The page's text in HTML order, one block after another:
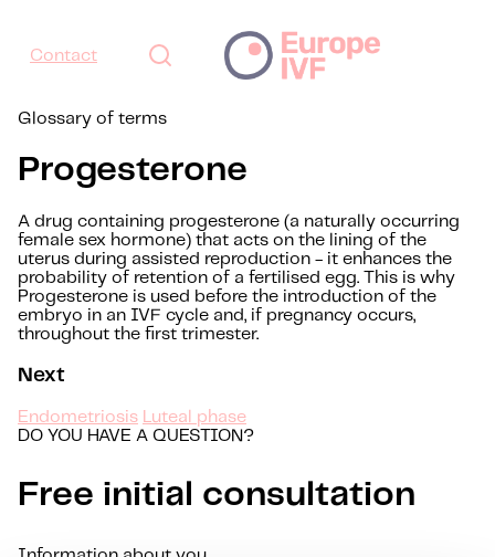
Contact
Glossary of terms
Progesterone
A drug containing progesterone (a naturally occurring
female sex hormone) that acts on the lining of the
uterus during assisted reproduction - it enhances the
probability of retention of a fertilised egg. This is why
Progesterone is used before the introduction of the
embryo in an IVF cycle and, if pregnancy occurs,
throughout the first trimester.
Next
Endometriosis
Luteal phase
DO YOU HAVE A QUESTION?
Free initial consultation